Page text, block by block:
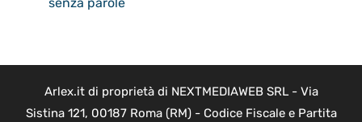
Arlex.it di proprietà di NEXTMEDIAWEB SRL - Via
Sistina 121, 00187 Roma (RM) - Codice Fiscale e Partita